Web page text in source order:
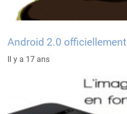
Android 2.0
Il y a 17 ans